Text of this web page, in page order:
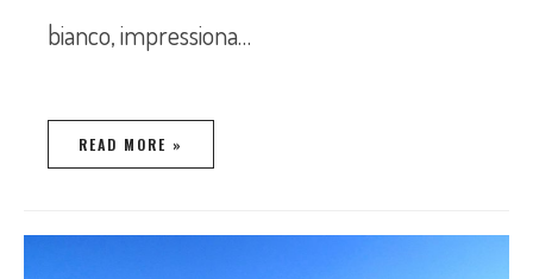
bianco, impressiona…
READ MORE »